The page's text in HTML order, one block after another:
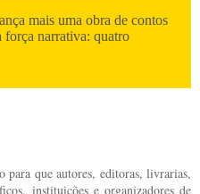
mais uma obra de contos
força narrativa: quatro
para que autores, editoras, livrarias,
instituições e organizadores de